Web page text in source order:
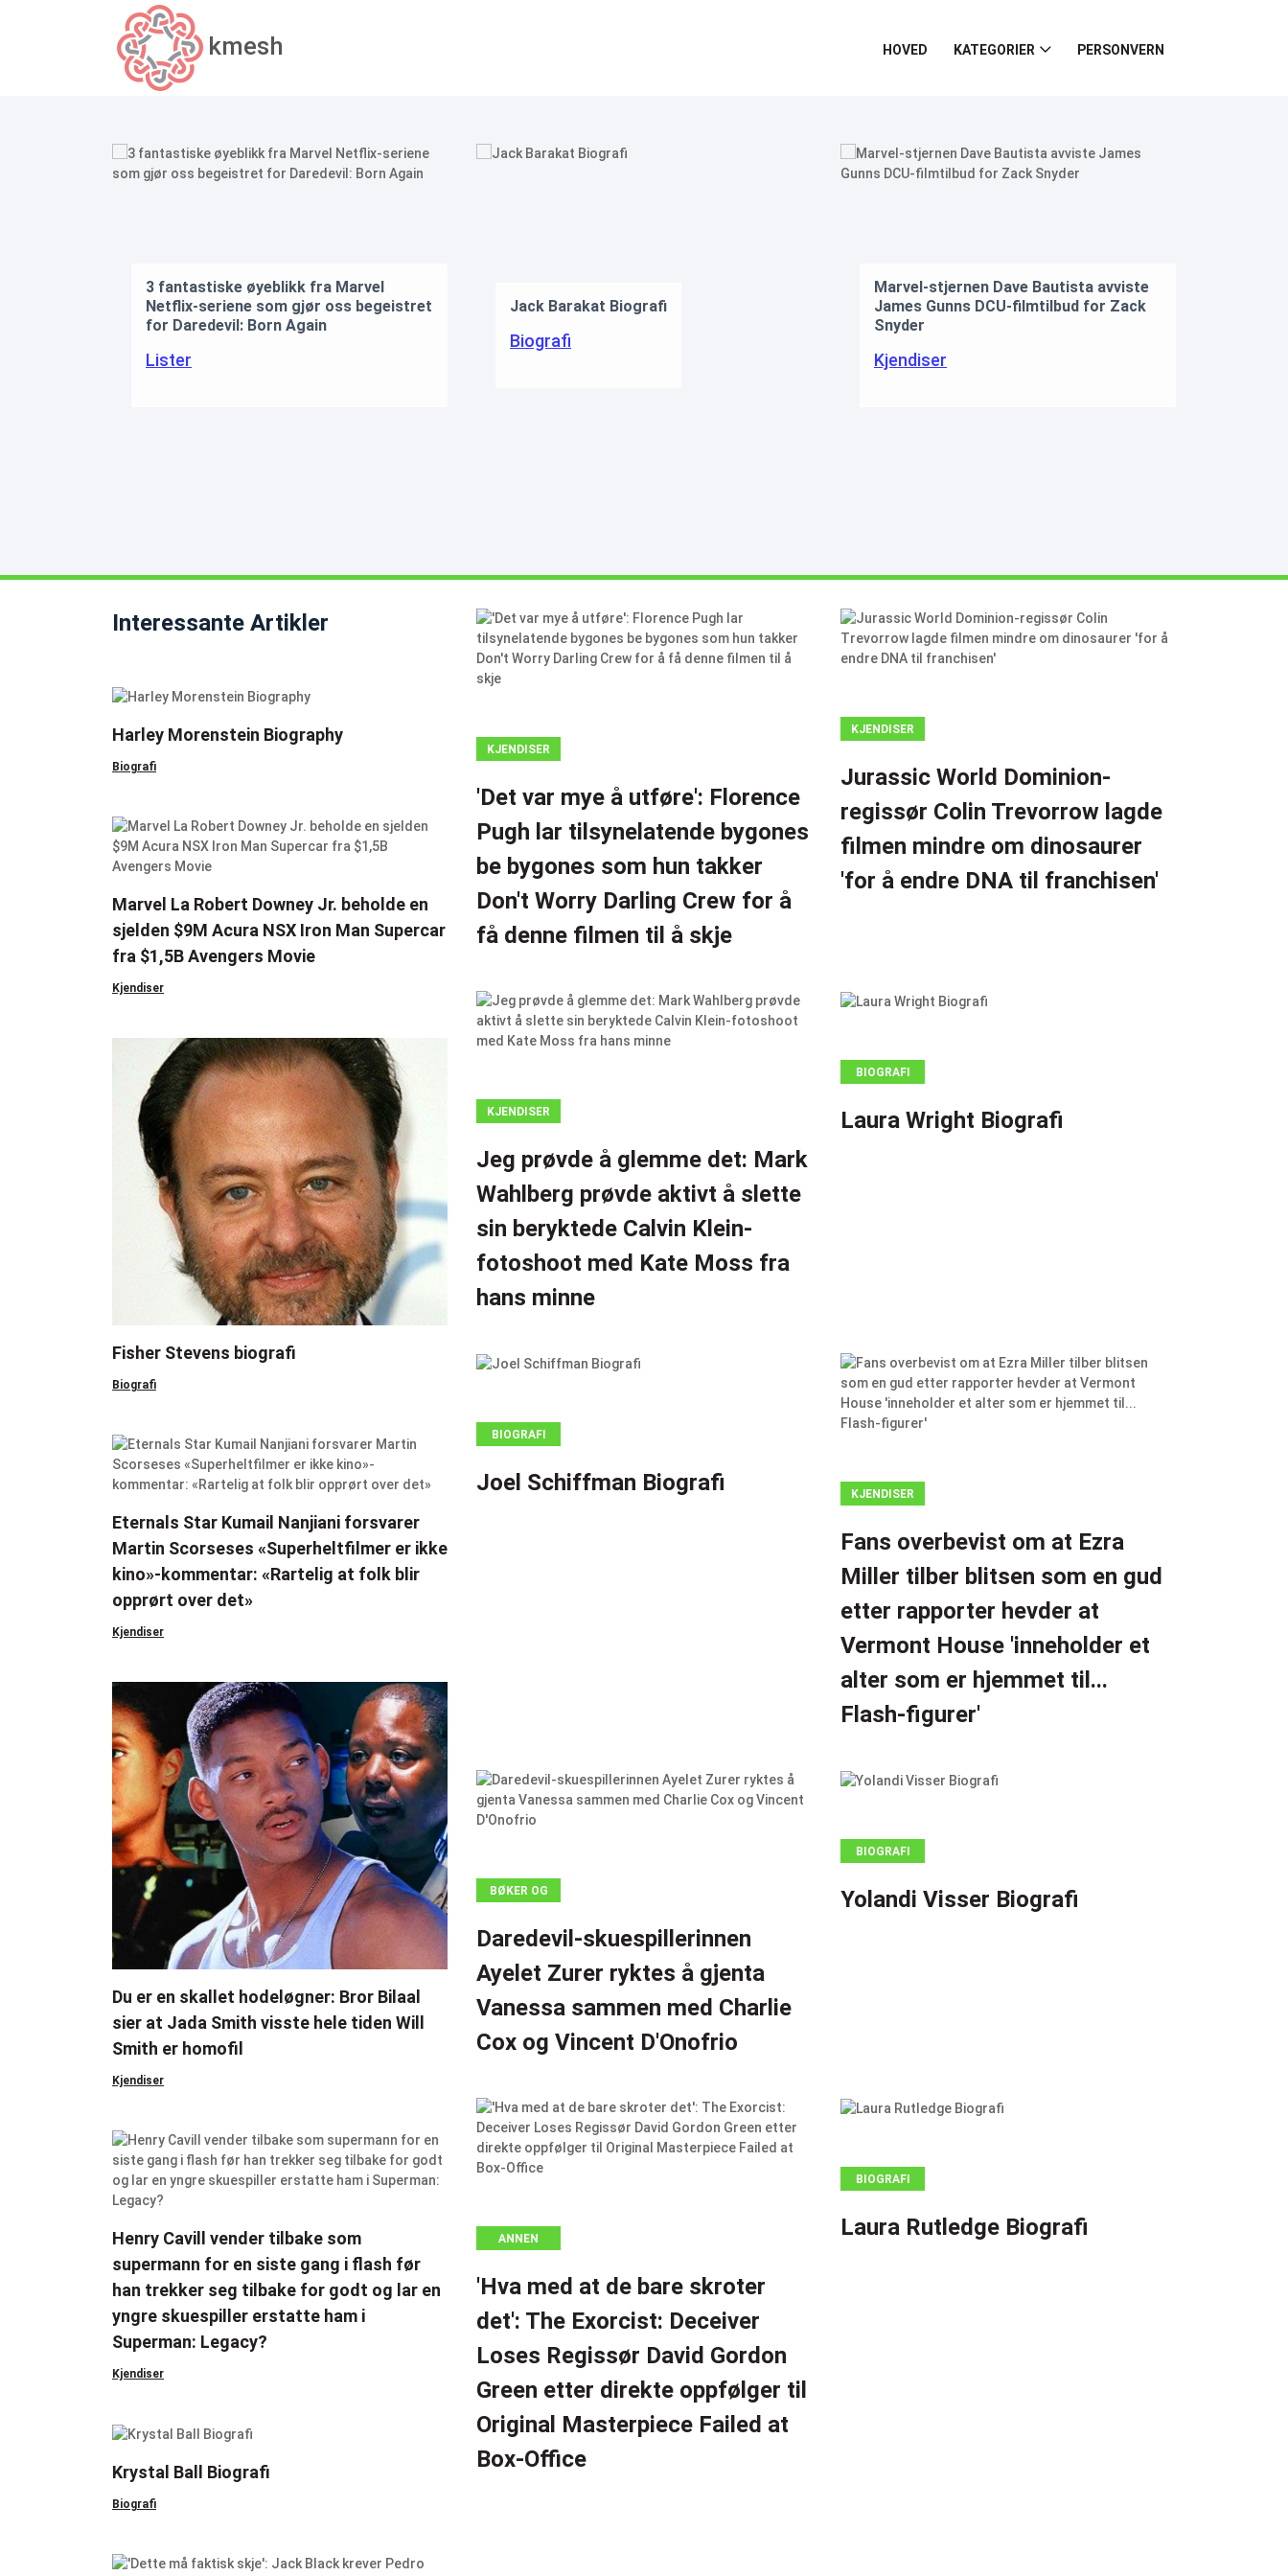
kmesh HOVED KATEGORIER PERSONVERN
3 fantastiske øyeblikk fra Marvel
Netflix-seriene som gjør oss begeistret
for Daredevil: Born Again
Jack Barakat Biografi
Marvel-stjernen Dave Bautista avviste
James Gunns DCU-filmtilbud for Zack
Deanna Favre
Interessante Artikler
Harley Morenstein Biography
Biografi
Marvel La Robert Downey Jr. beholde en
sjelden $9M Acura NSX Iron Man Supercar
fra $1,5B Avengers Movie
Kjendiser
Fisher Stevens biografi
Biografi
Eternals Star Kumail Nanjiani forsvarer
Martin Scorseses «Superheltfilmer er ikke
kino»-kommentar: «Rartelig at folk blir
opprørt over det»
Kjendiser
Du er en skallet hodeløgner: Bror Bilaal
sier at Jada Smith visste hele tiden Will
Smith er homofil
Kjendiser
Henry Cavill vender tilbake som
supermann for en siste gang i flash før
han trekker seg tilbake for godt og lar en
yngre skuespiller erstatte ham i
Superman: Legacy?
Kjendiser
Krystal Ball Biografi
Biografi
KJENDISER
'Det var mye å utføre': Florence
Pugh lar tilsynelatende bygones
be bygones som hun takker
Don't Worry Darling Crew for å
få denne filmen til å skje
KJENDISER
Jurassic World Dominion-
regissør Colin Trevorrow lagde
filmen mindre om dinosaurer
'for å endre DNA til franchisen'
KJENDISER
Jeg prøvde å glemme det: Mark
Wahlberg prøvde aktivt å slette
sin beryktede Calvin Klein-
fotoshoot med Kate Moss fra
hans minne
BIOGRAFI
Laura Wright Biografi
BIOGRAFI
Joel Schiffman Biografi KJENDISER
Fans overbevist om at Ezra
Miller tilber blitsen som en gud
etter rapporter hevder at
Vermont House 'inneholder et
alter som er hjemmet til...
Flash-figurer'
BØKER OG
Daredevil-skuespillerinnen
Ayelet Zurer ryktes å gjenta
Vanessa sammen med Charlie
Cox og Vincent D'Onofrio
BIOGRAFI
Yolandi Visser Biografi
ANNEN
'Hva med at de bare skroter
det': The Exorcist: Deceiver
Loses Regissør David Gordon
Green etter direkte oppfølger til
Original Masterpiece Failed at
Box-Office
BIOGRAFI
Laura Rutledge Biografi